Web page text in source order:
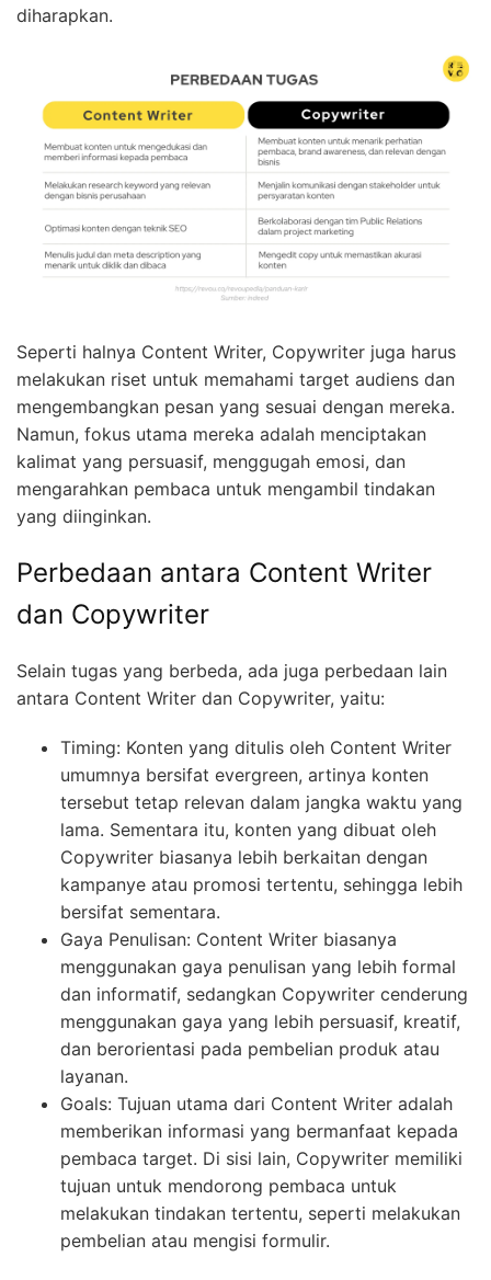
diharapkan.
Seperti halnya Content Writer, Copywriter juga harus
melakukan riset untuk memahami target audiens dan
mengembangkan pesan yang sesuai dengan mereka.
Namun, fokus utama mereka adalah menciptakan
kalimat yang persuasif, menggugah emosi, dan
mengarahkan pembaca untuk mengambil tindakan
yang diinginkan.
Perbedaan antara Content Writer
dan Copywriter
Selain tugas yang berbeda, ada juga perbedaan lain
antara Content Writer dan Copywriter, yaitu:
Timing: Konten yang ditulis oleh Content Writer
umumnya bersifat evergreen, artinya konten
tersebut tetap relevan dalam jangka waktu yang
lama. Sementara itu, konten yang dibuat oleh
Copywriter biasanya lebih berkaitan dengan
kampanye atau promosi tertentu, sehingga lebih
bersifat sementara.
Gaya Penulisan: Content Writer biasanya
menggunakan gaya penulisan yang lebih formal
dan informatif, sedangkan Copywriter cenderung
menggunakan gaya yang lebih persuasif, kreatif,
dan berorientasi pada pembelian produk atau
layanan.
Goals: Tujuan utama dari Content Writer adalah
memberikan informasi yang bermanfaat kepada
pembaca target. Di sisi lain, Copywriter memiliki
tujuan untuk mendorong pembaca untuk
melakukan tindakan tertentu, seperti melakukan
pembelian atau mengisi formulir.